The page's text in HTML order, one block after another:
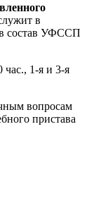
в
состав УФССП
час., 1-я и 3-я
вопросам
пристава